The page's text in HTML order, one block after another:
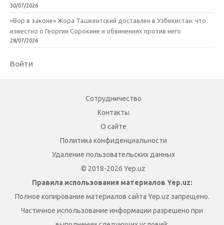
30/07/2026
«Вор в законе» Жора Ташкентский доставлен в Узбекистан: что
известно о Георгии Сорокине и обвинениях против него
28/07/2026
Войти
Сотрудничество
Контакты
О сайте
Политика конфиденциальности
Удаление пользовательских данных
© 2018-2026 Yep.uz
Правила использования материалов Yep.uz:
Полное копирование материалов сайта Yep.uz запрещено.
Частичное использование информации разрешено при